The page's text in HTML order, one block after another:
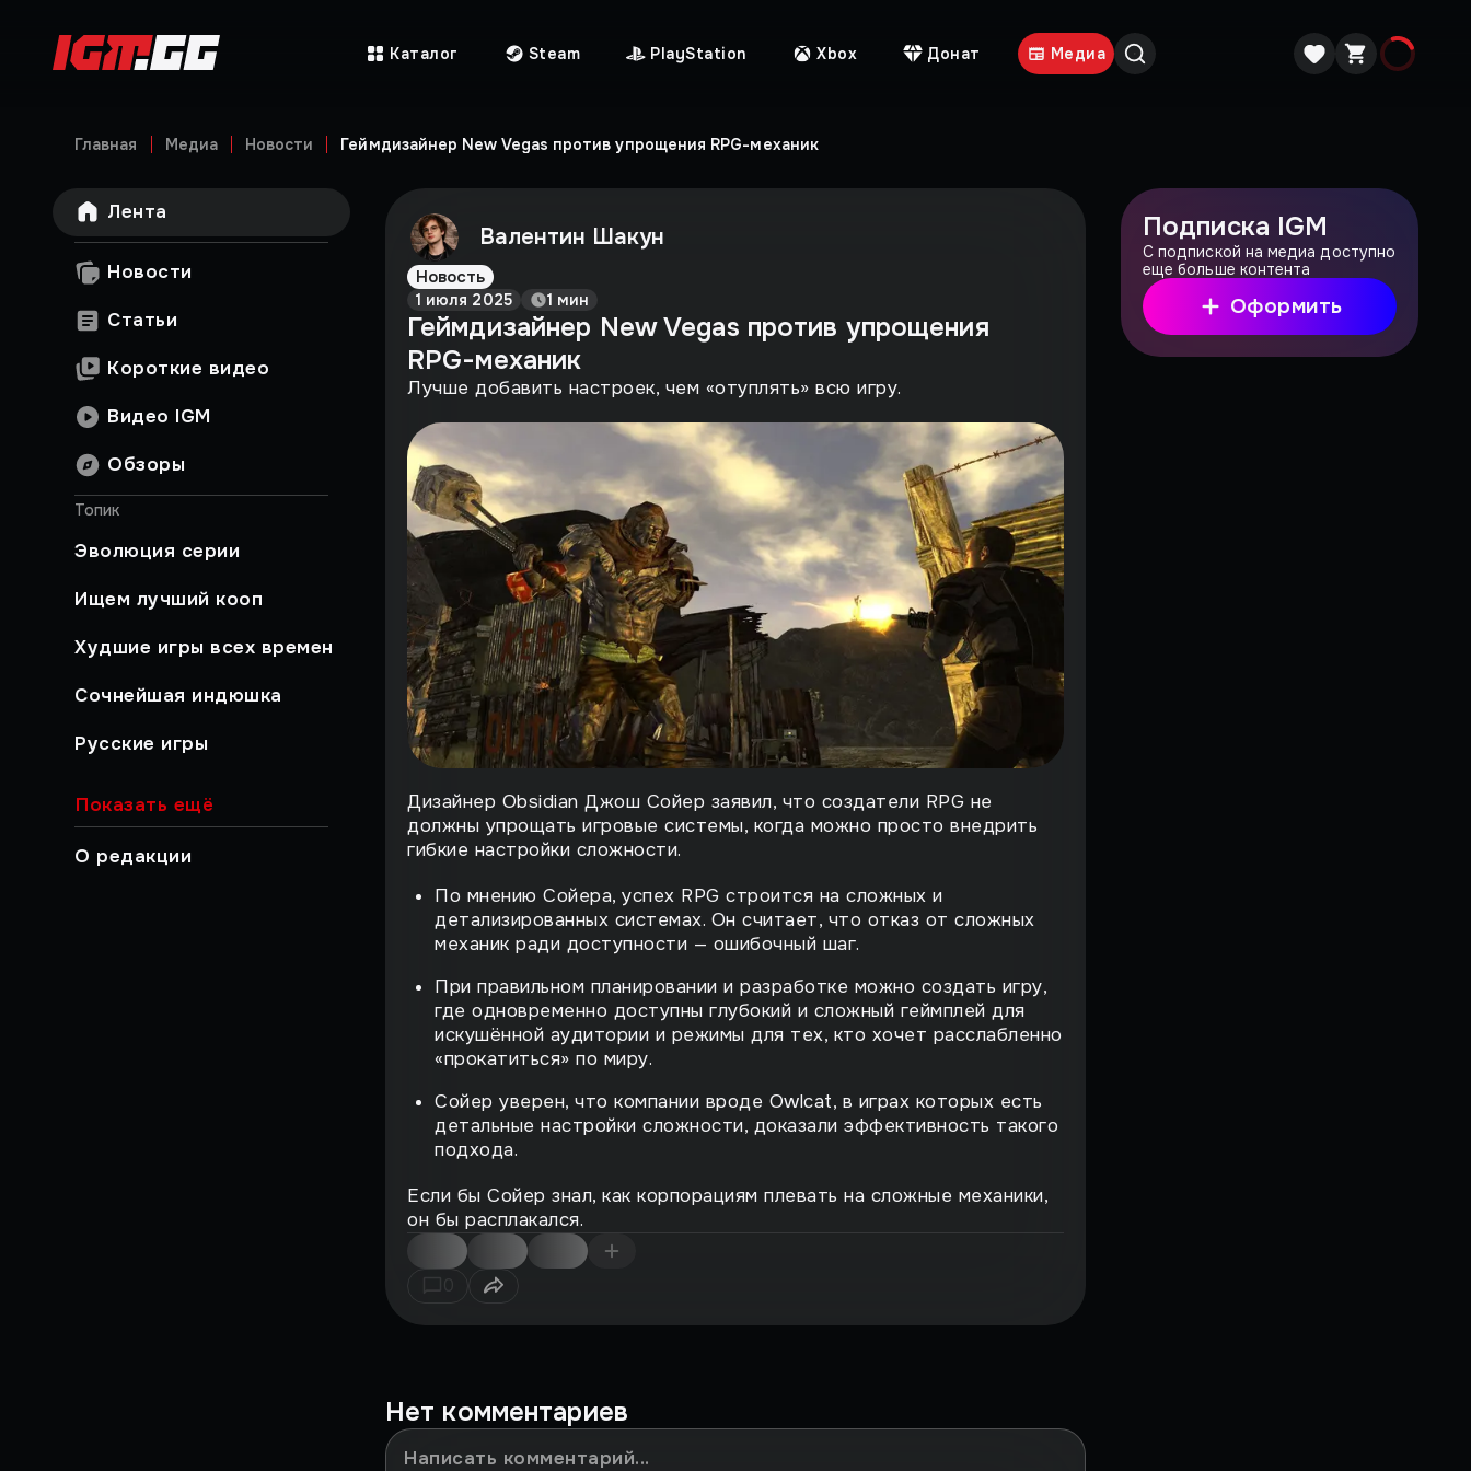
Каталог Steam PlayStation Xbox Донат Медиа
Главная Медиа Новости Геймдизайнер New Vegas против упрощения RPG-механик
Лента
Новости
Статьи
Короткие видео
Видео IGM
Обзоры
Топик
Эволюция серии
Ищем лучший кооп
Худшие игры всех времен
Сочнейшая индюшка
Русские игры
Показать ещё
О редакции
Валентин Шакун
Новость
1 июля 2025 1 мин
Геймдизайнер New Vegas против упрощения
RPG-механик
Лучше добавить настроек, чем «отуплять» всю игру.
Дизайнер Obsidian Джош Сойер заявил, что создатели RPG не
должны упрощать игровые системы, когда можно просто внедрить
гибкие настройки сложности.
По мнению Сойера, успех RPG строится на сложных и
детализированных системах. Он считает, что отказ от сложных
механик ради доступности — ошибочный шаг.
При правильном планировании и разработке можно создать игру,
где одновременно доступны глубокий и сложный геймплей для
искушённой аудитории и режимы для тех, кто хочет расслабленно
«прокатиться» по миру.
Сойер уверен, что компании вроде Owlcat, в играх которых есть
детальные настройки сложности, доказали эффективность такого
подхода.
Если бы Сойер знал, как корпорациям плевать на сложные механики,
он бы расплакался.
Нет комментариев
Подписка IGM
С подпиской на медиа доступно
еще больше контента
Оформить